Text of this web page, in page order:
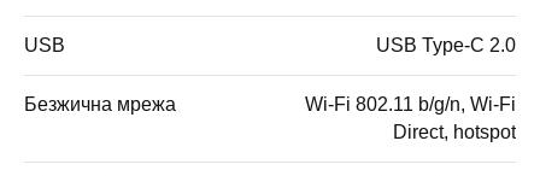
USB USB Type-C 2.0
Безжична мрежа
Wi-Fi 802.11 b/g/n, Wi-Fi
Direct, hotspot